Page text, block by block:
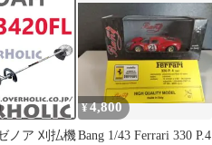
(白)
無料
ノア 刈払機
¥4,800
Bang 1/43 Ferrari 330 P.4